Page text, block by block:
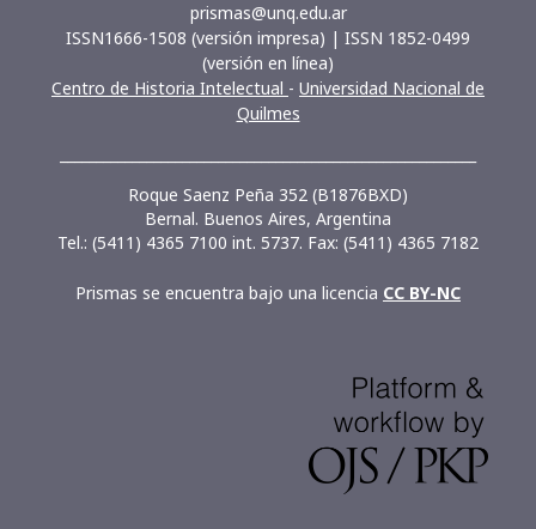
prismas@unq.edu.ar
ISSN1666-1508 (versión impresa) | ISSN 1852-0499
(versión en línea)
Centro de Historia Intelectual - Universidad Nacional de
Quilmes
Roque Saenz Peña 352 (B1876BXD)
Bernal. Buenos Aires, Argentina
Tel.: (5411) 4365 7100 int. 5737. Fax: (5411) 4365 7182
Prismas se encuentra bajo una licencia CC BY-NC